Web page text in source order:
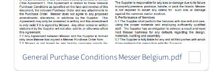
General Purchase Conditions Messer Belgium.pdf